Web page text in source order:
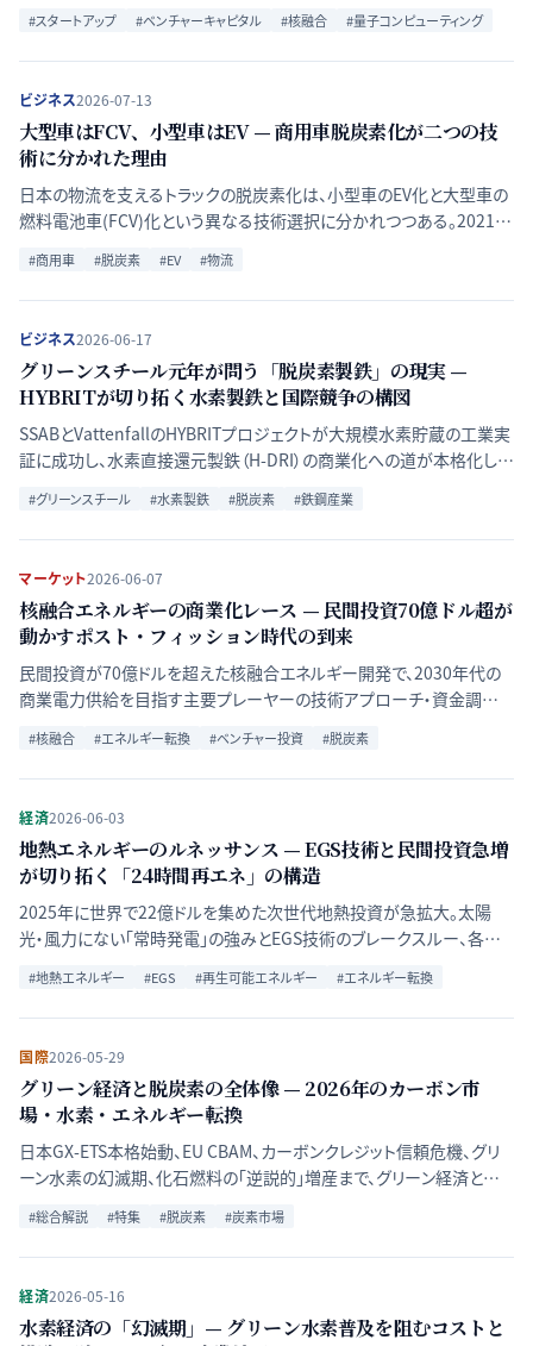
#スタートアップ #ベンチャーキャピタル #核融合 #量子コンピューティング
ビジネス2026-07-13
大型車はFCV、小型車はEV — 商用車脱炭素化が二つの技
術に分かれた理由
日本の物流を支えるトラックの脱炭素化は、小型車のEV化と大型車の
燃料電池車(FCV)化という異なる技術選択に分かれつつある。2021年
たどる。
#商用車 #脱炭素 #EV #物流
ビジネス2026-06-17
グリーンスチール元年が問う「脱炭素製鉄」の現実 —
HYBRITが切り拓く水素製鉄と国際競争の構図
SSABとVattenfallのHYBRITプロジェクトが大規模水素貯蔵の工業実
証に成功し、水素直接還元製鉄（H-DRI）の商業化への道が本格化して
いる。IEAデータで現状と課題を時系列で整理し、欧州・日本・韓国の競
争戦略を解説する。
#グリーンスチール #水素製鉄 #脱炭素 #鉄鋼産業
マーケット2026-06-07
核融合エネルギーの商業化レース — 民間投資70億ドル超が
動かすポスト・フィッション時代の到来
民間投資が70億ドルを超えた核融合エネルギー開発で、2030年代の
商業電力供給を目指す主要プレーヤーの技術アプローチ・資金調達・
タイムラインが出そろった。主要4企業の比較と政府プログラムとの競
合を解説する。
#核融合 #エネルギー転換 #ベンチャー投資 #脱炭素
経済2026-06-03
地熱エネルギーのルネッサンス — EGS技術と民間投資急増
が切り拓く「24時間再エネ」の構造
2025年に世界で22億ドルを集めた次世代地熱投資が急拡大。太陽
光・風力にない「常時発電」の強みとEGS技術のブレークスルー、各国
#地熱エネルギー #EGS #再生可能エネルギー #エネルギー転換
国際2026-05-29
グリーン経済と脱炭素の全体像 — 2026年のカーボン市
場・水素・エネルギー転換
日本GX-ETS本格始動、EU CBAM、カーボンクレジット信頼危機、グリ
ーン水素の幻滅期、化石燃料の「逆説的」増産まで、グリーン経済と脱
る。
#総合解説 #特集 #脱炭素 #炭素市場
経済2026-05-16
水素経済の「幻滅期」— グリーン水素普及を阻むコストと